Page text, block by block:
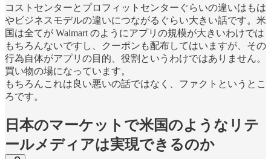
コストセンターとプロフィットセンターぐらいの違いはもは
やビジネスモデルの違いにつながるぐらい大きい話です。米
国は全てが Walmart のようにアプリの規模が大きいわけでは
もちろんないですし、クーポンも配布してはいますが、その
行為自体がアプリの目的、役割というわけではありません。
買い物の場になっています。
もちろんこれは良い悪いの話ではなく、ファクトというとこ
ろです。
日本のマーケットで米国のようなリテ
ールメディアは実現できるのか